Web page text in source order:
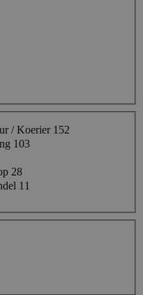
/ Koerier 152
103
28
11